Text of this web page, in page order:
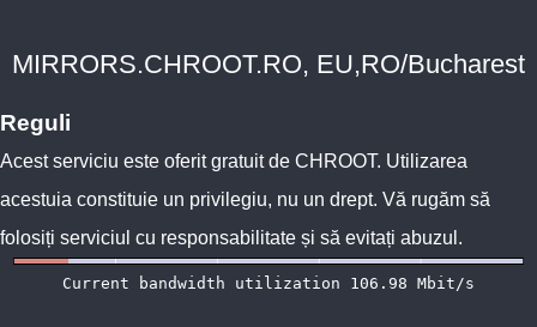
MIRRORS.CHROOT.RO, EU,RO/Bucharest
Reguli
Acest serviciu este oferit gratuit de CHROOT. Utilizarea
acestuia constituie un privilegiu, nu un drept. Vă rugăm să
folosiți serviciul cu responsabilitate și să evitați abuzul.